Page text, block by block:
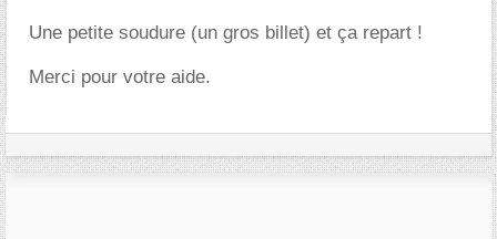
Une petite soudure (un gros billet) et ça repart !
Merci pour votre aide.